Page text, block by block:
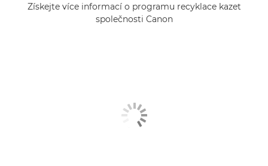
Získejte více informací o programu recyklace kazet
společnosti Canon